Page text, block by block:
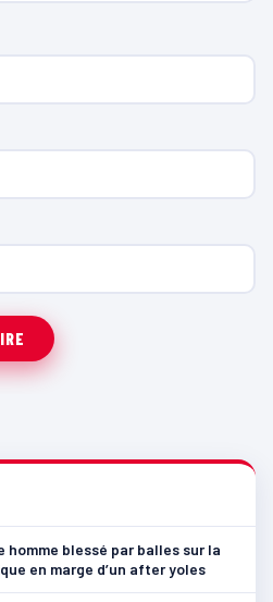
homme blessé par balles sur la
en marge d’un after yoles